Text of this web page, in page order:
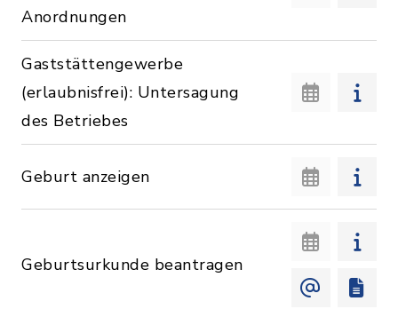
Anordnungen
Gaststättengewerbe
(erlaubnisfrei): Untersagung
des Betriebes
Geburt anzeigen
Geburtsurkunde beantragen